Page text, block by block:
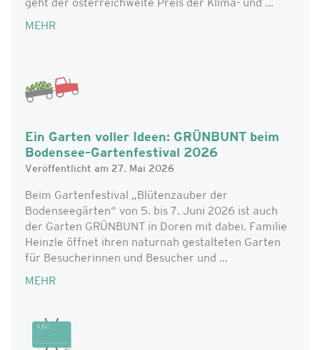
geht der österreichweite Preis der Klima- und ...
MEHR
Ein Garten voller Ideen: GRÜNBUNT beim
Bodensee–Gartenfestival 2026
Veröffentlicht am 27. Mai 2026
Beim Gartenfestival „Blütenzauber der
Bodenseegärten“ von 5. bis 7. Juni 2026 ist auch
der Garten GRÜNBUNT in Doren mit dabei. Familie
Heinzle öffnet ihren naturnah gestalteten Garten
für Besucherinnen und Besucher und ...
MEHR